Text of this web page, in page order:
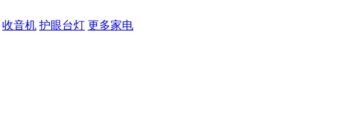
收音机 护眼台灯 更多家电